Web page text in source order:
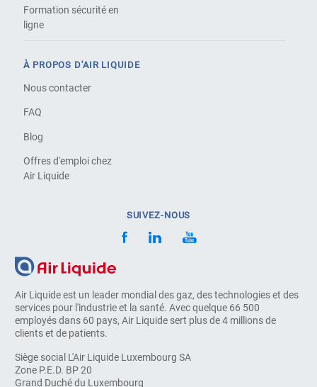
Air Liquide est un leader mondial des gaz, des technologies et des
services pour l'industrie et la santé. Avec quelque 66 500
employés dans 60 pays, Air Liquide sert plus de 4 millions de
clients et de patients.
Siège social L'Air Liquide Luxembourg SA
Zone P.E.D. BP 20
Grand Duché du Luxembourg
Formation sécurité en
ligne
À PROPOS D'AIR LIQUIDE
Nous contacter
FAQ
Blog
Offres d'emploi chez
Air Liquide
SUIVEZ-NOUS